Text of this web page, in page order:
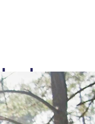
Sie
auf Ihre